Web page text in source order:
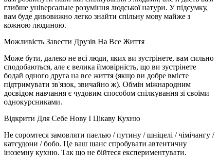
глибше універсальне розуміння людської натури. У підсумку,
вам буде дивовижно легко знайти спільну мову майже з
кожною людиною.
Можливість Завести Друзів На Все Життя
Може бути, далеко не всі люди, яких ви зустрінете, вам сильно
сподобаються, але є велика ймовірність, що ви зустрінете
бодай одного друга на все життя (якщо ви добре вмієте
підтримувати зв'язок, звичайно ж). Обмін міжнародним
досвідом навчання є чудовим способом спілкування зі своїми
однокурсниками.
Відкрити Для Себе Нову І Цікаву Кухню
Не соромтеся замовляти паелью / путину / шніцелі / чімічангу /
катсудони / бобо. Це ваш шанс спробувати автентичну
іноземну кухню. Так що не бійтеся експериментувати.